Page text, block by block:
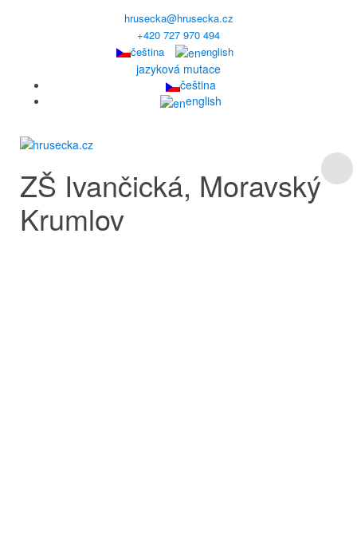
hrusecka@hrusecka.cz
+420 727 970 494
čeština
english
jazyková mutace
čeština
english
ZŠ Ivančická, Moravský
Krumlov